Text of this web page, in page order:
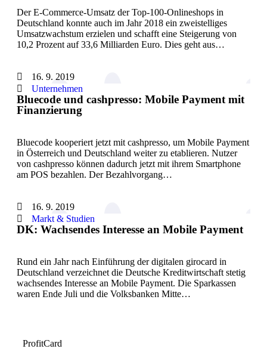
Der E-Commerce-Umsatz der Top-100-Onlineshops in
Deutschland konnte auch im Jahr 2018 ein zweistelliges
Umsatzwachstum erzielen und schafft eine Steigerung von
10,2 Prozent auf 33,6 Milliarden Euro. Dies geht aus…
16. 9. 2019
Unternehmen
Bluecode und cashpresso: Mobile Payment mit
Finanzierung
Bluecode kooperiert jetzt mit cashpresso, um Mobile Payment
in Österreich und Deutschland weiter zu etablieren. Nutzer
von cashpresso können dadurch jetzt mit ihrem Smartphone
am POS bezahlen. Der Bezahlvorgang…
16. 9. 2019
Markt & Studien
DK: Wachsendes Interesse an Mobile Payment
Rund ein Jahr nach Einführung der digitalen girocard in
Deutschland verzeichnet die Deutsche Kreditwirtschaft stetig
wachsendes Interesse an Mobile Payment. Die Sparkassen
waren Ende Juli und die Volksbanken Mitte…
ProfitCard